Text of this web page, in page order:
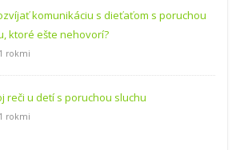
komunikáciu s dieťaťom s poruchou
ktoré ešte nehovorí?
rokmi
reči u detí s poruchou sluchu
rokmi